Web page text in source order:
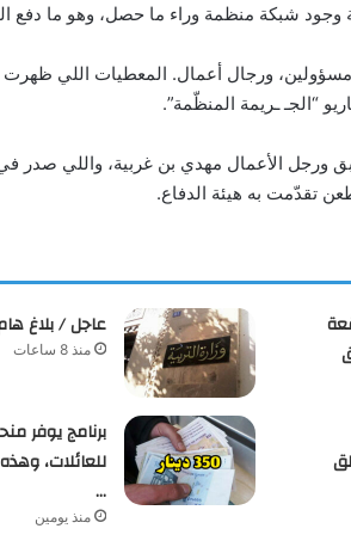
وجود شبكة منظمة وراء ما حصل، وهو ما دفع
موظفين، مسؤولين، ورجال أعمال.
“الجـ ـريمة المنظّمة”.
ورجل الأعمال مهدي بن غربية، واللي صدر
عاجل / بلاغ
منذ 8 ساعات
للعائلات،
…
منذ يومين